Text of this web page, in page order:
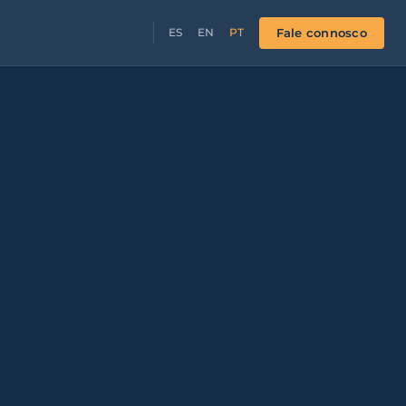
ES EN PT Fale connosco